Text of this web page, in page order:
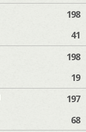
198
41
198
19
197
68